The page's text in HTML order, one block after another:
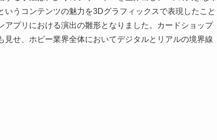
うコンテンツの魅力を3Dグラフィックスで表現したこと
プリにおける演出の雛形となりました。カードショップ
せ、ホビー業界全体においてデジタルとリアルの境界線